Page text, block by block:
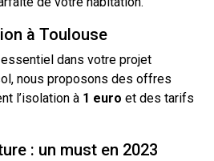
à Toulouse
dans votre projet
nous proposons des offres
l’isolation à 1 euro et des tarifs
: un must en 2023